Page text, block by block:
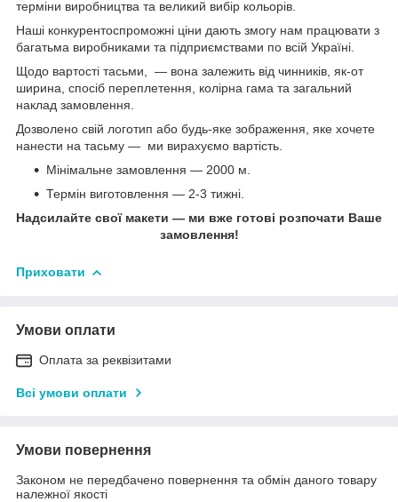
терміни виробництва та великий вибір кольорів.
Наші конкурентоспроможні ціни дають змогу нам працювати з
багатьма виробниками та підприємствами по всій Україні.
Щодо вартості тасьми, — вона залежить від чинників, як-от
ширина, спосіб переплетення, колірна гама та загальний
наклад замовлення.
Дозволено свій логотип або будь-яке зображення, яке хочете
нанести на тасьму — ми вирахуємо вартість.
Мінімальне замовлення — 2000 м.
Термін виготовлення — 2-3 тижні.
Надсилайте свої макети — ми вже готові розпочати Ваше
замовлення!
Приховати
Умови оплати
Оплата за реквізитами
Всі умови оплати
Умови повернення
Законом не передбачено повернення та обмін даного товару
належної якості